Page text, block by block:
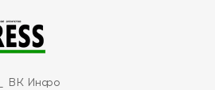
ВК Инфо